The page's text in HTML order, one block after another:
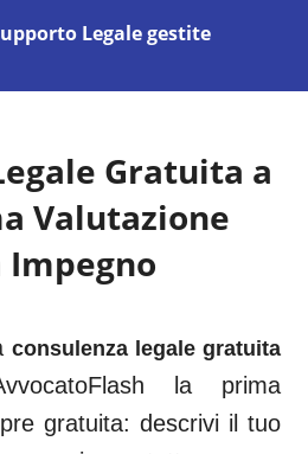
Legale gestite
Gratuita a
Valutazione
Impegno
consulenza legale gratuita
la prima
gratuita: descrivi il tuo